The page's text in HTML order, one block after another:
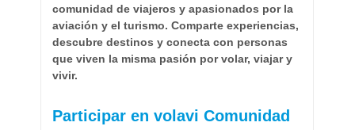
comunidad de viajeros y apasionados por la
aviación y el turismo. Comparte experiencias,
descubre destinos y conecta con personas
que viven la misma pasión por volar, viajar y
vivir.
Participar en volavi Comunidad